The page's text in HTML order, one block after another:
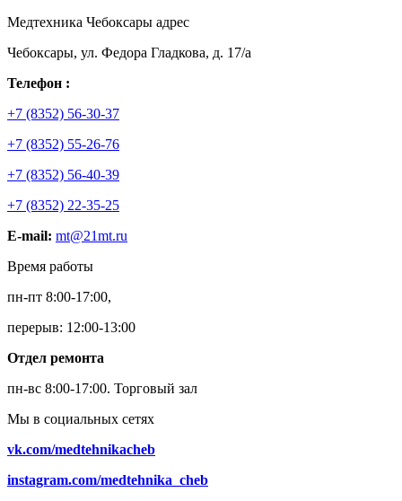
Медтехника Чебоксары адрес
Чебоксары, ул. Федора Гладкова, д. 17/а
Телефон :
+7 (8352) 56-30-37
+7 (8352) 55-26-76
+7 (8352) 56-40-39
+7 (8352) 22-35-25
E-mail: mt@21mt.ru
Время работы
пн-пт 8:00-17:00,
перерыв: 12:00-13:00
Отдел ремонта
пн-вс 8:00-17:00. Торговый зал
Мы в социальных сетях
vk.com/medtehnikacheb
instagram.com/medtehnika_cheb